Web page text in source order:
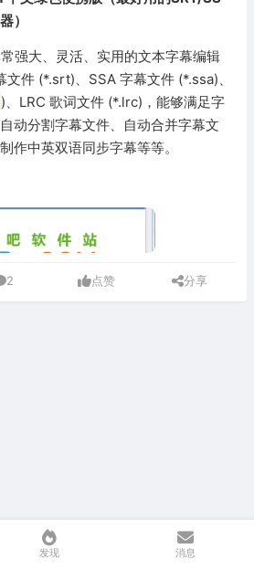
发现 消息
）
强大、灵活、实用的文本字幕编辑
件 (*.srt)、SSA 字幕文件 (*.ssa)、
)、LRC 歌词文件 (*.lrc)，能够满足字
动分割字幕文件、自动合并字幕文
作中英双语同步字幕等等。
2 点赞 分享